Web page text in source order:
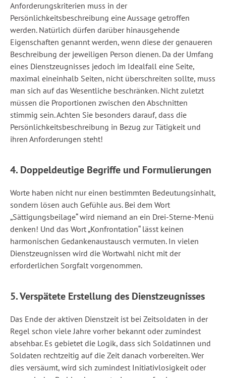
Anforderungskriterien muss in der
Persönlichkeitsbeschreibung eine Aussage getroffen
werden. Natürlich dürfen darüber hinausgehende
Eigenschaften genannt werden, wenn diese der genaueren
Beschreibung der jeweiligen Person dienen. Da der Umfang
eines Dienstzeugnisses jedoch im Idealfall eine Seite,
maximal eineinhalb Seiten, nicht überschreiten sollte, muss
man sich auf das Wesentliche beschränken. Nicht zuletzt
müssen die Proportionen zwischen den Abschnitten
stimmig sein. Achten Sie besonders darauf, dass die
Persönlichkeitsbeschreibung in Bezug zur Tätigkeit und
ihren Anforderungen steht!
4. Doppeldeutige Begriffe und Formulierungen
Worte haben nicht nur einen bestimmten Bedeutungsinhalt,
sondern lösen auch Gefühle aus. Bei dem Wort
„Sättigungsbeilage“ wird niemand an ein Drei-Sterne-Menü
denken! Und das Wort „Konfrontation“ lässt keinen
harmonischen Gedankenaustausch vermuten. In vielen
Dienstzeugnissen wird die Wortwahl nicht mit der
erforderlichen Sorgfalt vorgenommen.
5. Verspätete Erstellung des Dienstzeugnisses
Das Ende der aktiven Dienstzeit ist bei Zeitsoldaten in der
Regel schon viele Jahre vorher bekannt oder zumindest
absehbar. Es gebietet die Logik, dass sich Soldatinnen und
Soldaten rechtzeitig auf die Zeit danach vorbereiten. Wer
dies versäumt, wird sich zumindest Initiativlosigkeit oder